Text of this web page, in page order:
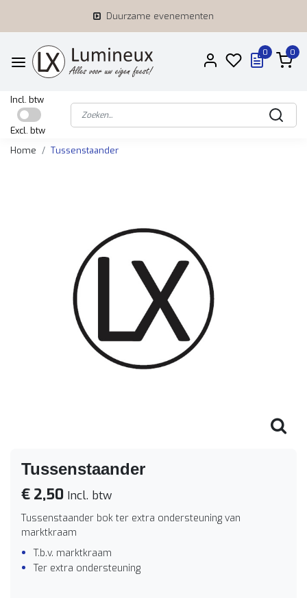
Duurzame evenementen
0 0
Incl. btw
Excl. btw
Home
Tussenstaander
Tussenstaander
€ 2,50 Incl. btw
Tussenstaander bok ter extra ondersteuning van
marktkraam
T.b.v. marktkraam
Ter extra ondersteuning